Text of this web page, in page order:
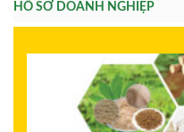
HỒ SƠ DOANH NGHIỆP